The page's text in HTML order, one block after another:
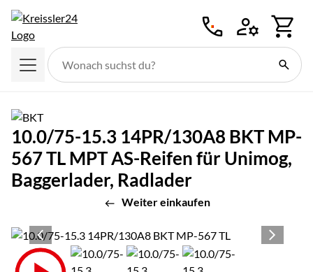
10.0/75-15.3 14PR/130A8 BKT MP-
567 TL MPT AS-Reifen für Unimog,
Baggerlader, Radlader
Weiter einkaufen
Produktgalerie
Zur Kaufbox springen